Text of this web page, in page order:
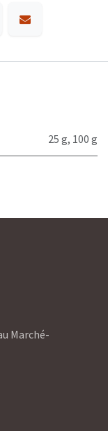
25 g, 100 g
Marché-